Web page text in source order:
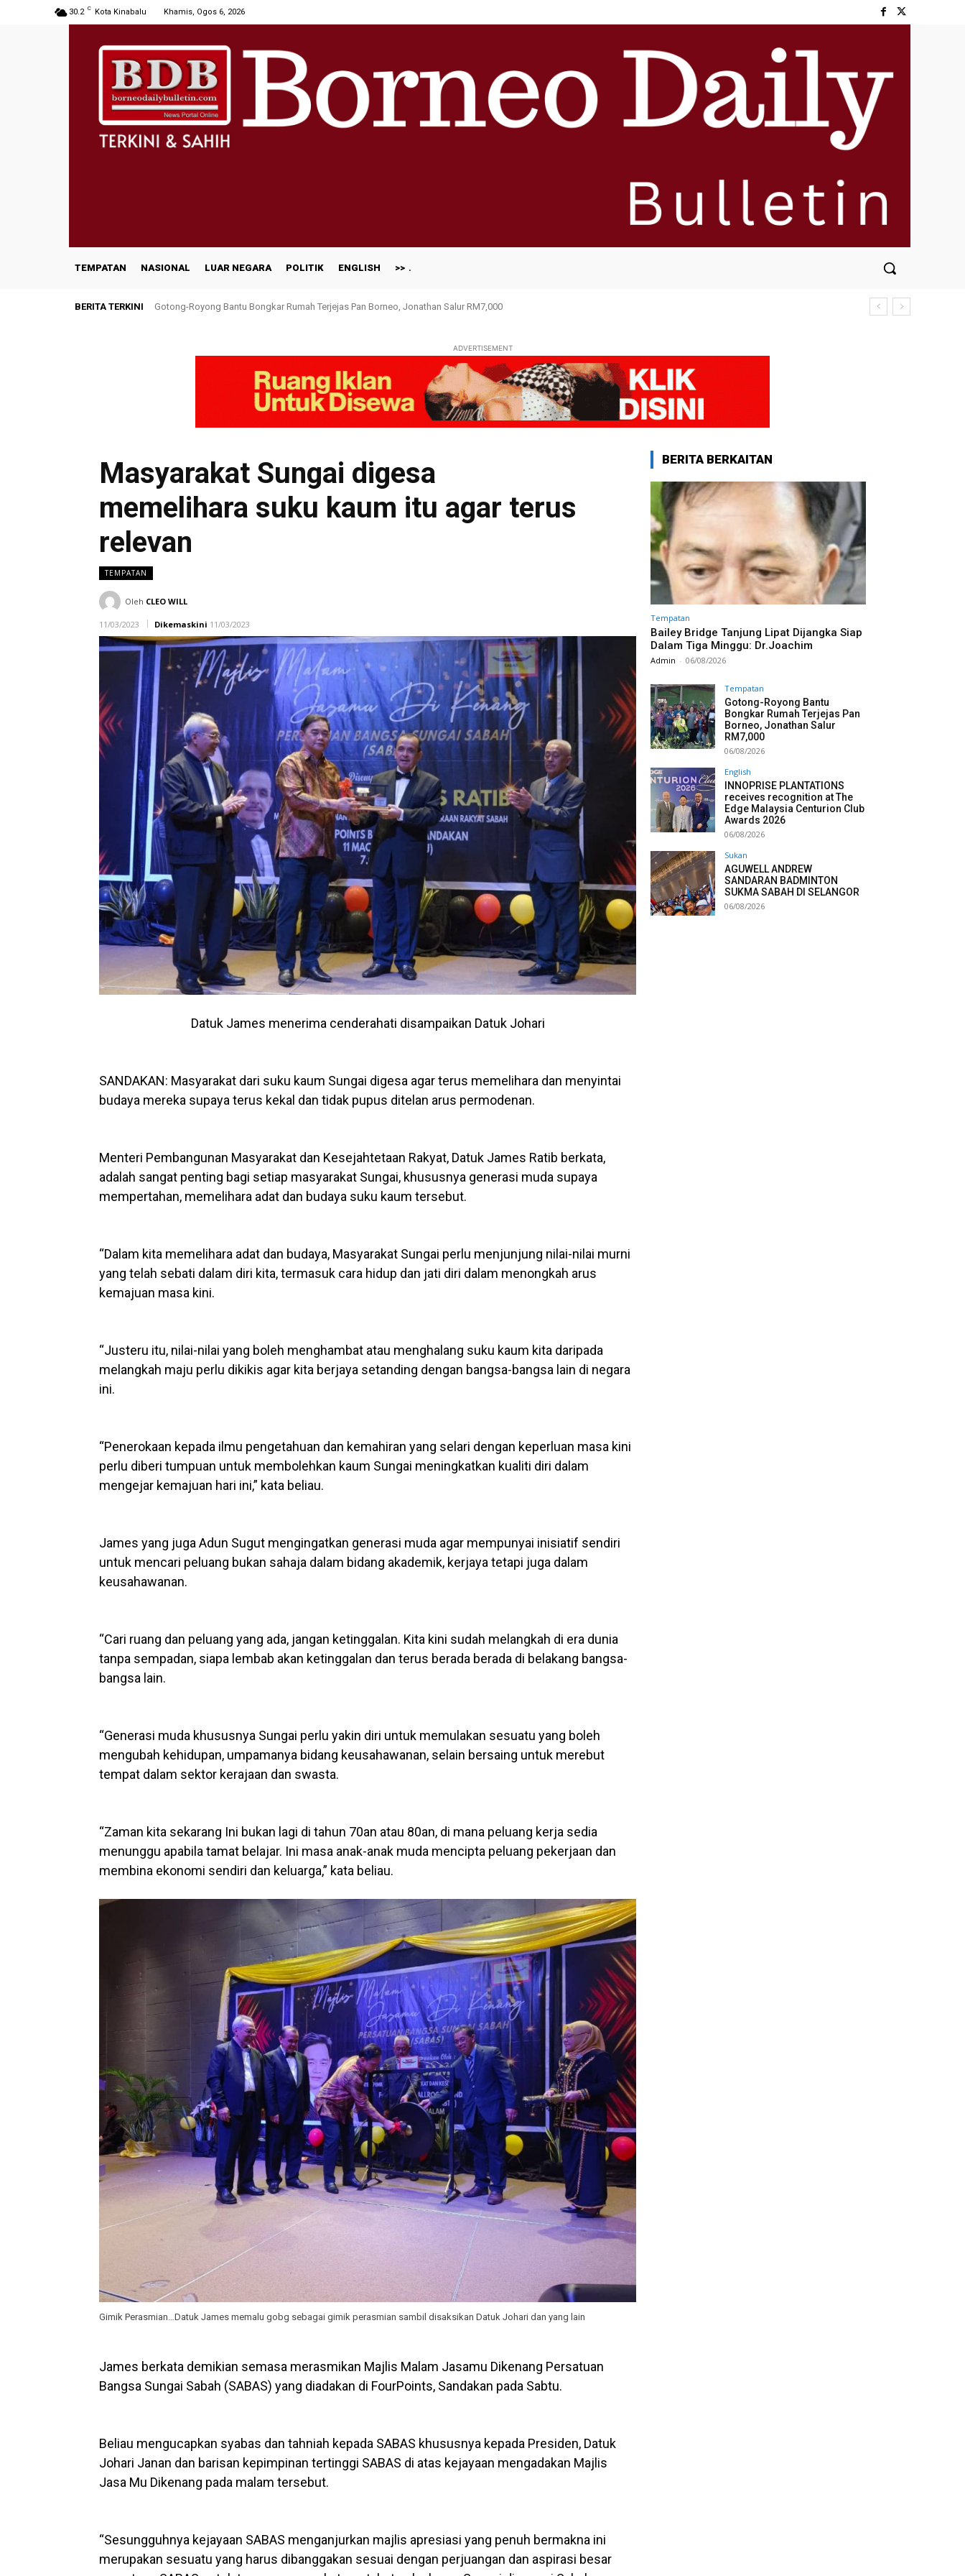
30.2 C Kota Kinabalu Khamis, Ogos 6, 2026
TEMPATAN NASIONAL LUAR NEGARA POLITIK ENGLISH >>
BERITA TERKINI Gotong-Royong Bantu Bongkar Rumah Terjejas Pan Borneo, Jonathan Salur RM7,000
INNOPRISE PLANTATIONS receives recognition at The Edge Malaysia Centurion Club Awards 2026
ADVERTISEMENT
Masyarakat Sungai digesa
memelihara suku kaum itu agar terus
relevan
TEMPATAN
Oleh CLEO WILL
11/03/2023 Dikemaskini 11/03/2023
Datuk James menerima cenderahati disampaikan Datuk Johari
SANDAKAN: Masyarakat dari suku kaum Sungai digesa agar terus memelihara dan menyintai
budaya mereka supaya terus kekal dan tidak pupus ditelan arus permodenan.
Menteri Pembangunan Masyarakat dan Kesejahtetaan Rakyat, Datuk James Ratib berkata,
adalah sangat penting bagi setiap masyarakat Sungai, khususnya generasi muda supaya
mempertahan, memelihara adat dan budaya suku kaum tersebut.
“Dalam kita memelihara adat dan budaya, Masyarakat Sungai perlu menjunjung nilai-nilai murni
yang telah sebati dalam diri kita, termasuk cara hidup dan jati diri dalam menongkah arus
kemajuan masa kini.
“Justeru itu, nilai-nilai yang boleh menghambat atau menghalang suku kaum kita daripada
melangkah maju perlu dikikis agar kita berjaya setanding dengan bangsa-bangsa lain di negara
ini.
“Penerokaan kepada ilmu pengetahuan dan kemahiran yang selari dengan keperluan masa kini
perlu diberi tumpuan untuk membolehkan kaum Sungai meningkatkan kualiti diri dalam
mengejar kemajuan hari ini,” kata beliau.
James yang juga Adun Sugut mengingatkan generasi muda agar mempunyai inisiatif sendiri
untuk mencari peluang bukan sahaja dalam bidang akademik, kerjaya tetapi juga dalam
keusahawanan.
“Cari ruang dan peluang yang ada, jangan ketinggalan. Kita kini sudah melangkah di era dunia
tanpa sempadan, siapa lembab akan ketinggalan dan terus berada berada di belakang bangsa-
bangsa lain.
“Generasi muda khususnya Sungai perlu yakin diri untuk memulakan sesuatu yang boleh
mengubah kehidupan, umpamanya bidang keusahawanan, selain bersaing untuk merebut
tempat dalam sektor kerajaan dan swasta.
“Zaman kita sekarang Ini bukan lagi di tahun 70an atau 80an, di mana peluang kerja sedia
menunggu apabila tamat belajar. Ini masa anak-anak muda mencipta peluang pekerjaan dan
membina ekonomi sendiri dan keluarga,” kata beliau.
Gimik Perasmian…Datuk James memalu gobg sebagai gimik perasmian sambil disaksikan Datuk Johari dan yang lain
James berkata demikian semasa merasmikan Majlis Malam Jasamu Dikenang Persatuan
Bangsa Sungai Sabah (SABAS) yang diadakan di FourPoints, Sandakan pada Sabtu.
Beliau mengucapkan syabas dan tahniah kepada SABAS khususnya kepada Presiden, Datuk
Johari Janan dan barisan kepimpinan tertinggi SABAS di atas kejayaan mengadakan Majlis
Jasa Mu Dikenang pada malam tersebut.
“Sesungguhnya kejayaan SABAS menganjurkan majlis apresiasi yang penuh bermakna ini
merupakan sesuatu yang harus dibanggakan sesuai dengan perjuangan dan aspirasi besar
BERITA BERKAITAN
Tempatan
Bailey Bridge Tanjung Lipat Dijangka Siap
Dalam Tiga Minggu: Dr.Joachim
Admin - 06/08/2026
Tempatan
Gotong-Royong Bantu
Bongkar Rumah Terjejas Pan
Borneo, Jonathan Salur
RM7,000
06/08/2026
English
INNOPRISE PLANTATIONS
receives recognition at The
Edge Malaysia Centurion Club
Awards 2026
06/08/2026
Sukan
AGUWELL ANDREW
SANDARAN BADMINTON
SUKMA SABAH DI SELANGOR
06/08/2026